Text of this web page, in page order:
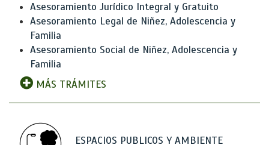
Asesoramiento Jurídico Integral y Gratuito
Asesoramiento Legal de Niñez, Adolescencia y
Familia
Asesoramiento Social de Niñez, Adolescencia y
Familia
MÁS TRÁMITES
ESPACIOS PUBLICOS Y AMBIENTE